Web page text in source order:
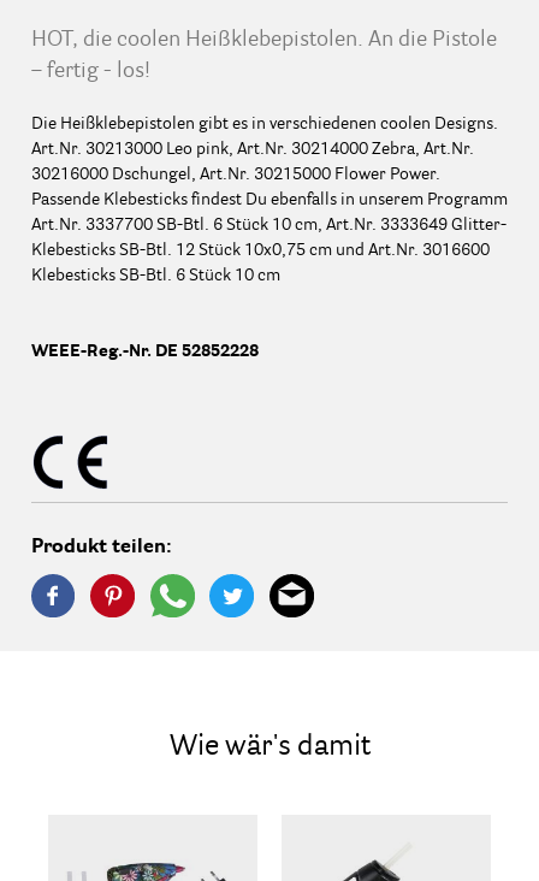
HOT, die coolen Heißklebepistolen. An die Pistole
– fertig - los!
Die Heißklebepistolen gibt es in verschiedenen coolen Designs.
Art.Nr. 30213000 Leo pink, Art.Nr. 30214000 Zebra, Art.Nr.
30216000 Dschungel, Art.Nr. 30215000 Flower Power.
Passende Klebesticks findest Du ebenfalls in unserem Programm
Art.Nr. 3337700 SB-Btl. 6 Stück 10 cm, Art.Nr. 3333649 Glitter-
Klebesticks SB-Btl. 12 Stück 10x0,75 cm und Art.Nr. 3016600
Klebesticks SB-Btl. 6 Stück 10 cm
WEEE-Reg.-Nr. DE 52852228
Produkt teilen:
Wie wär's damit